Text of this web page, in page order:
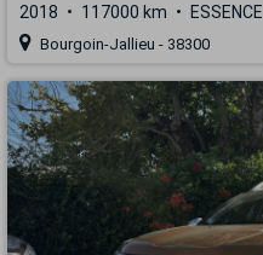
2018 117000 km ESSENCE
Bourgoin-Jallieu - 38300